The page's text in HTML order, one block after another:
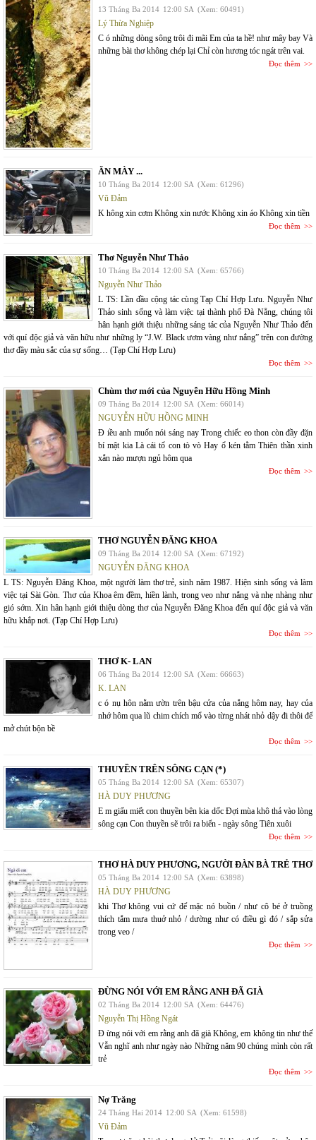
13 Tháng Ba 2014 12:00 SA (Xem: 60491)
Lý Thừa Nghiệp
C ó những dòng sông trôi đi mãi Em của ta hề! như mây bay Và
những bài thơ không chép lại Chỉ còn hương tóc ngát trên vai.
Đọc thêm
ĂN MÀY ...
10 Tháng Ba 2014 12:00 SA (Xem: 61296)
Vũ Đảm
K hông xin cơm Không xin nước Không xin áo Không xin tiền
Đọc thêm
Thơ Nguyễn Như Thảo
10 Tháng Ba 2014 12:00 SA (Xem: 65766)
Nguyễn Như Thảo
L TS: Lần đầu cộng tác cùng Tạp Chí Hợp Lưu. Nguyễn Như
Thảo sinh sống và làm việc tại thành phố Đà Nẵng, chúng tôi
hân hạnh giới thiệu những sáng tác của Nguyễn Như Thảo đến
với quí độc giả và văn hữu như những ly “J.W. Black ươm vàng như nắng” trên con đường
thơ đầy màu sắc của sự sống… (Tạp Chí Hợp Lưu)
Đọc thêm
Chùm thơ mới của Nguyễn Hữu Hồng Minh
09 Tháng Ba 2014 12:00 SA (Xem: 66014)
NGUYỄN HỮU HỒNG MINH
Đ iều anh muốn nói sáng nay Trong chiếc eo thon còn đầy đặn
bí mật kia Là cái tổ con tò vò Hay ổ kén tằm Thiên thần xinh
xắn nào mượn ngủ hôm qua
Đọc thêm
THƠ NGUYỄN ĐĂNG KHOA
09 Tháng Ba 2014 12:00 SA (Xem: 67192)
NGUYỄN ĐĂNG KHOA
L TS: Nguyễn Đăng Khoa, một người làm thơ trẻ, sinh năm 1987. Hiện sinh sống và làm
việc tại Sài Gòn. Thơ của Khoa êm đềm, hiền lành, trong veo như nắng và nhẹ nhàng như
gió sớm. Xin hân hạnh giới thiệu dòng thơ của Nguyễn Đăng Khoa đến quí độc giả và văn
hữu khắp nơi. (Tạp Chí Hợp Lưu)
Đọc thêm
THƠ K- LAN
06 Tháng Ba 2014 12:00 SA (Xem: 66663)
K. LAN
c ó nụ hôn nằm ườn trên bậu cửa của nắng hôm nay, hay của
nhớ hôm qua lũ chim chích mổ vào từng nhát nhỏ dậy đi thôi để
mở chút bộn bề
Đọc thêm
THUYỀN TRÊN SÔNG CẠN (*)
05 Tháng Ba 2014 12:00 SA (Xem: 65307)
HÀ DUY PHƯƠNG
E m giấu miết con thuyền bên kia dốc Đợi mùa khô thả vào lòng
sông cạn Con thuyền sẽ trôi ra biển - ngày sông Tiên xuôi
Đọc thêm
THƠ HÀ DUY PHƯƠNG, NGƯỜI ĐÀN BÀ TRẺ THƠ
05 Tháng Ba 2014 12:00 SA (Xem: 63898)
HÀ DUY PHƯƠNG
khi Thơ không vui cứ để mặc nó buồn / như cô bé ở truồng
thích tắm mưa thuở nhỏ / dường như có điều gì đó / sắp sửa
trong veo /
Đọc thêm
ĐỪNG NÓI VỚI EM RẰNG ANH ĐÃ GIÀ
02 Tháng Ba 2014 12:00 SA (Xem: 64476)
Nguyễn Thị Hồng Ngát
Đ ừng nói với em rằng anh đã già Không, em không tin như thế
Vẫn nghĩ anh như ngày nào Những năm 90 chúng mình còn rất
trẻ
Đọc thêm
Nợ Trăng
24 Tháng Hai 2014 12:00 SA (Xem: 61598)
Vũ Đảm